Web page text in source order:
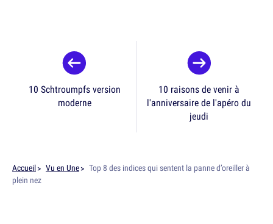
10 Schtroumpfs version
moderne
10 raisons de venir à
l'anniversaire de l'apéro du
jeudi
Accueil Vu en Une
Top 8 des indices qui sentent la panne d’oreiller à
plein nez